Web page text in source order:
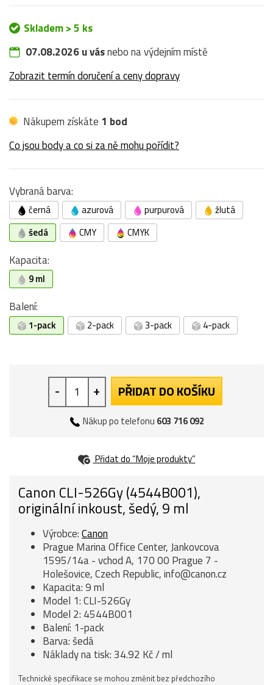
Skladem > 5 ks
07.08.2026 u vásnebo na výdejním místě
Zobrazit termín doručení a ceny dopravy
Nákupem získáte 1 bod
Co jsou body a co si za ně mohu pořídit?
Vybraná barva:
černá azurová purpurová
žlutá
šedá
CMY CMYK
Kapacita:
9 ml
Balení:
1-pack 2-pack 3-pack 4-pack
- + PŘIDAT DO KOŠÍKU
Nákup po telefonu 603 716 092
Přidat do “Moje produkty”
Canon CLI-526Gy (4544B001),
originální inkoust, šedý, 9 ml
Výrobce:Canon
Prague Marina Office Center, Jankovcova
1595/14a - vchod A, 170 00 Prague 7 -
Holešovice, Czech Republic, info@canon.cz
Kapacita: 9 ml
Model 1: CLI-526Gy
Model 2: 4544B001
Balení: 1-pack
Barva: šedá
Náklady na tisk: 34.92 Kč / ml
Technické specifikace se mohou změnit bez předchozího